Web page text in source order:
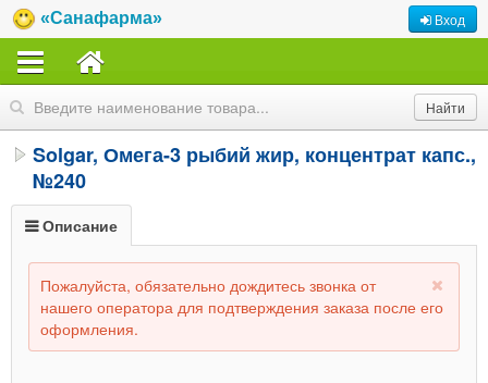
«Санафарма» Вход
Solgar, Омега-3 рыбий жир, концентрат капс.,
№240
Описание
Пожалуйста, обязательно дождитесь звонка от
нашего оператора для подтверждения заказа после его
оформления.